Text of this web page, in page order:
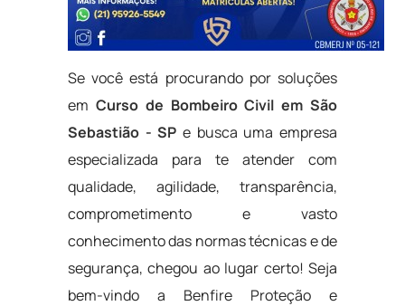
Se você está procurando por soluções
em Curso de Bombeiro Civil em São
Sebastião - SP e busca uma empresa
especializada para te atender com
qualidade, agilidade, transparência,
comprometimento e vasto
conhecimento das normas técnicas e de
segurança, chegou ao lugar certo! Seja
bem-vindo a Benfire Proteção e